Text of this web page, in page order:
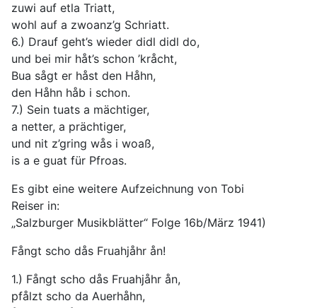
zuwi auf etla Triatt,
wohl auf a zwoanz’g Schriatt.
6.) Drauf geht’s wieder didl didl do,
und bei mir håt’s schon ’kråcht,
Bua sågt er håst den Håhn,
den Håhn håb i schon.
7.) Sein tuats a mächtiger,
a netter, a prächtiger,
und nit z’gring wås i woaß,
is a e guat für Pfroas.
Es gibt eine weitere Aufzeichnung von Tobi
Reiser in:
„Salzburger Musikblätter“ Folge 16b/März 1941)
Fångt scho dås Fruahjåhr ån!
1.) Fångt scho dås Fruahjåhr ån,
pfålzt scho da Auerhåhn,